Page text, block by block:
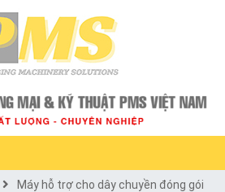
Máy hỗ trợ cho dây chuyền đóng gói